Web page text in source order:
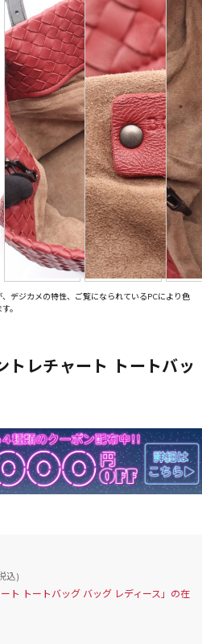
OUT
デジカメの特性、ご覧になられているPCにより色
。
トレチャート トートバッ
込)
ト トートバッグ バッグ レディース」の在